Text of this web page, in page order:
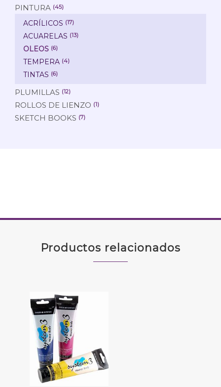
PINTURA (45)
ACRÍLICOS (17)
ACUARELAS (13)
OLEOS (6)
TEMPERA (4)
TINTAS (6)
PLUMILLAS (12)
ROLLOS DE LIENZO (1)
SKETCH BOOKS (7)
Productos relacionados